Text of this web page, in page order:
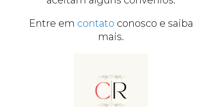
Entre em contato conosco e saiba
mais.